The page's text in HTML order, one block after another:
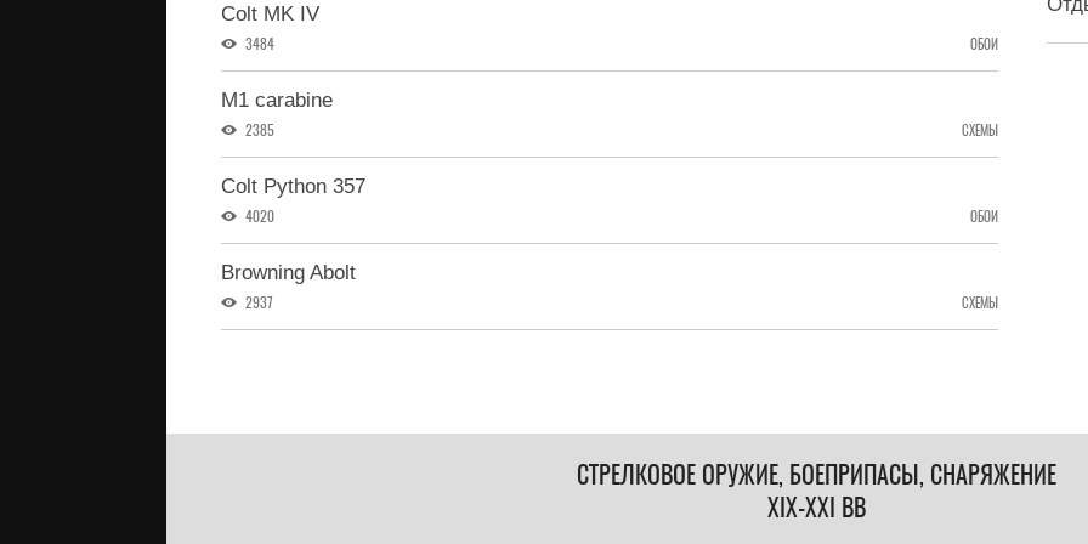
Colt MK IV
3484 ОБОИ
M1 carabine
2385 СХЕМЫ
Colt Python 357
4020 ОБОИ
Browning Abolt
2937 СХЕМЫ
СТРЕЛКОВОЕ ОРУЖИЕ, БОЕПРИПАСЫ, СНАРЯЖЕНИЕ
XIX-XXI ВВ